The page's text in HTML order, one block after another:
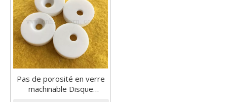
Pas de porosité en verre
machinable Disque